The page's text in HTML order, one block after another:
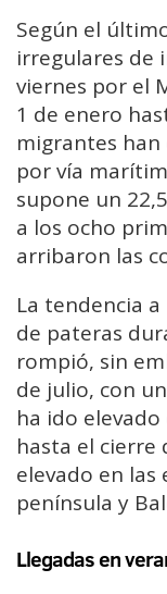
Según el
irregulares de
viernes por el
1 de enero
migrantes han
por vía
supone un
a los ocho
arribaron las
La tendencia
de pateras
rompió, sin
de julio, con
ha ido
hasta el cierre
elevado en las
península y
Llegadas en